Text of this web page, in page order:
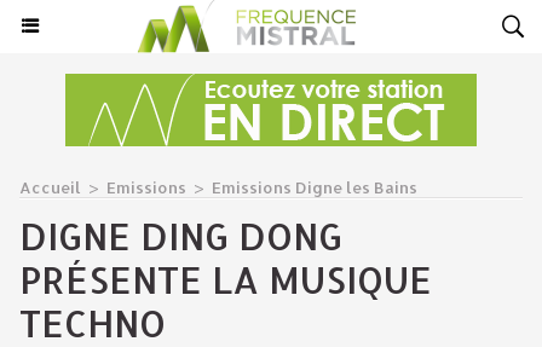
Accueil > Emissions > Emissions Digne les Bains
DIGNE DING DONG
PRÉSENTE LA MUSIQUE
TECHNO